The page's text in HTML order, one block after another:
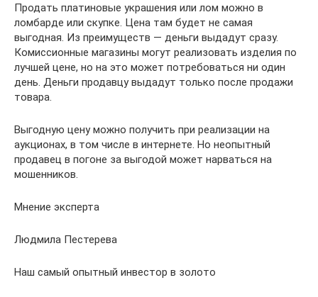
Продать платиновые украшения или лом можно в
ломбарде или скупке. Цена там будет не самая
выгодная. Из преимуществ — деньги выдадут сразу.
Комиссионные магазины могут реализовать изделия по
лучшей цене, но на это может потребоваться ни один
день. Деньги продавцу выдадут только после продажи
товара.
Выгодную цену можно получить при реализации на
аукционах, в том числе в интернете. Но неопытный
продавец в погоне за выгодой может нарваться на
мошенников.
Мнение эксперта
Людмила Пестерева
Наш самый опытный инвестор в золото